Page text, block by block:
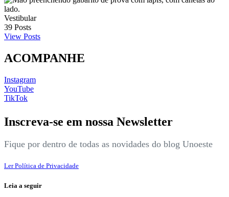
Vestibular
39 Posts
View Posts
ACOMPANHE
Instagram
YouTube
TikTok
Inscreva-se em nossa Newsletter
Fique por dentro de todas as novidades do blog Unoeste
Ler Política de Privacidade
Leia a seguir